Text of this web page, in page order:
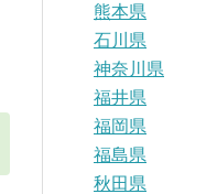
熊本県
石川県
神奈川県
福井県
福岡県
福島県
秋田県